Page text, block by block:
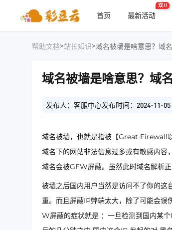
首页 最新活动
双11
帮助文档>站长知识>域名被墙是啥意思？域
域名被墙是啥意思？域
发布人：客服中心发布时间：2024-11-05
域名被墙，也就是指被【Great Firewall
域名下的网站非法信息过多或有敏感内容
域名会被GFW屏蔽。虽然此时域名解析
被墙之后国内用户当然是访问不了你的
重。而且屏蔽IP弊端太大，除了可能会
W屏蔽的症状就是 ：一旦检测到国内某